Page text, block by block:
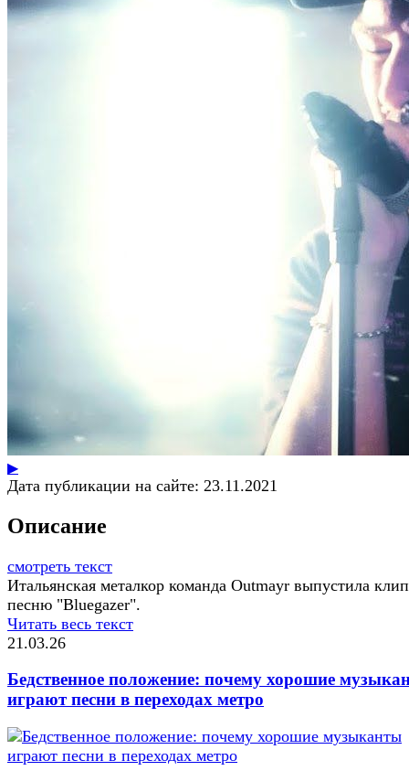
▶
Дата публикации на сайте: 23.11.2021
Описание
смотреть текст
Итальянская металкор команда Outmayr выпустила
песню "Bluegazer".
Читать весь текст
21.03.26
Бедственное положение: почему хорошие
играют песни в переходах метро